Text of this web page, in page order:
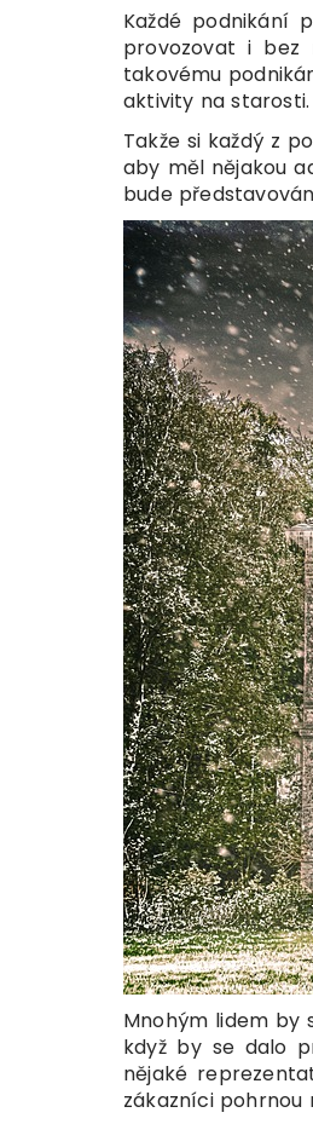
Každé podnikání
provozovat i bez
takovému
aktivity na starosti.
Takže si každý z
aby měl nějakou
bude
Mnohým lidem by
když by se dalo
nějaké
zákazníci pohrnou